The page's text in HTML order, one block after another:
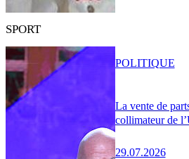
SPORT
La vente de
collimateur de
29.07.2026
POLITIQUE